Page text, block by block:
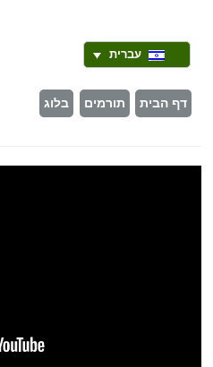
עברית
דף הבית תורמים בלוג